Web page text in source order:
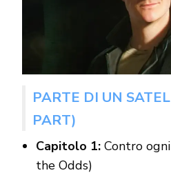
PARTE DI UN
PART)
Capitolo 1:Contro
the Odds)